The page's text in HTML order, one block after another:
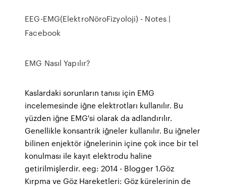
EEG-EMG(ElektroNöroFizyoloji) - Notes |
Facebook
EMG Nasıl Yapılır?
Kaslardaki sorunların tanısı için EMG
incelemesinde iğne elektrotları kullanılır. Bu
yüzden iğne EMG'si olarak da adlandırılır.
Genellikle konsantrik iğneler kullanılır. Bu iğneler
bilinen enjektör iğnelerinin içine çok ince bir tel
konulması ile kayıt elektrodu haline
getirilmişlerdir. eeg: 2014 - Blogger 1.Göz
Kırpma ve Göz Hareketleri: Göz kürelerinin de